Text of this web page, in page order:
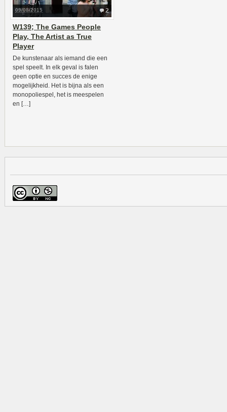
2
09/08/2015
W139; The Games People
Play, The Artist as True
Player
De kunstenaar als iemand die een
spel speelt. In elk geval is falen
geen optie en succes de enige
mogelijkheid. Het is bijna als een
monopoliespel, het is meespelen
en […]